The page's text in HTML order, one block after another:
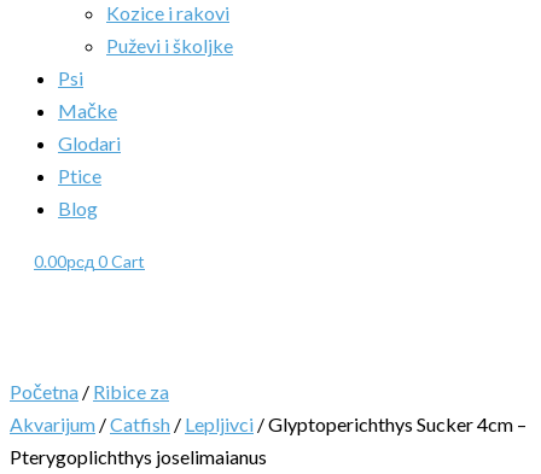
Kozice i rakovi
Puževi i školjke
Psi
Mačke
Glodari
Ptice
Blog
0.00рсд 0Cart
Početna / Ribice za
Akvarijum /Catfish / Lepljivci / Glyptoperichthys Sucker 4cm –
Pterygoplichthys joselimaianus